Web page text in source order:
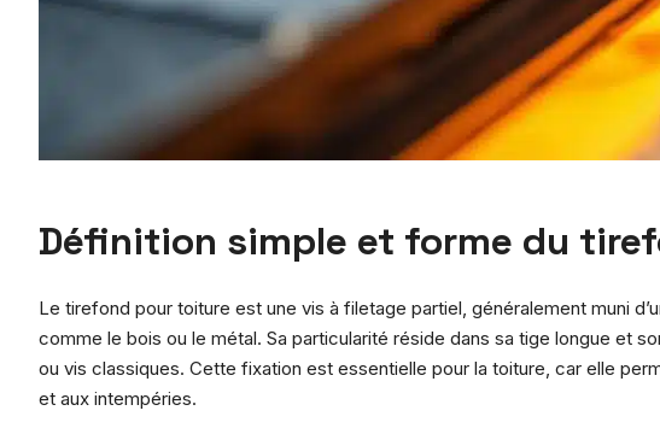
Définition simple et forme du
Le tirefond pour toiture est une vis à filetage partiel, généralement muni
comme le bois ou le métal. Sa particularité réside dans sa tige longue et
ou vis classiques. Cette fixation est essentielle pour la toiture, car elle
et aux intempéries.